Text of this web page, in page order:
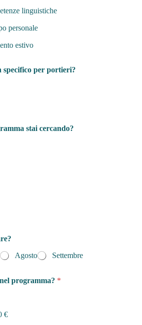
linguistiche
personale
estivo
per portieri?
stai cercando?
Agosto Settembre
programma? *
€